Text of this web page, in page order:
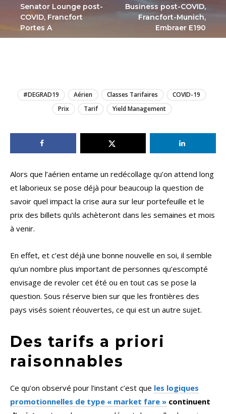
Senator Lounge post-
COVID, Francfort
Portes A
Business post-COVID,
Francfort-Munich,
Embraer E190
#DEGRAD19 Aérien Classes Tarifaires
COVID-19
Prix
Tarif Yield Management
Alors que l’aérien entame un redécollage qu’on attend long
et laborieux se pose déjà pour beaucoup la question de
savoir quel impact la crise aura sur leur portefeuille et le
prix des billets qu’ils achèteront dans les semaines et mois
à venir.
En effet, et c’est déjà une bonne nouvelle en soi, il semble
qu’un nombre plus important de personnes qu’escompté
envisage de revoler cet été ou en tout cas se pose la
question. Sous réserve bien sur que les frontières des
pays visés soient réouvertes, ce qui est un autre sujet.
Des tarifs a priori
raisonnables
Ce qu’on observé pour l’instant c’est que les logiques
promotionnelles de type « market fare » continuent